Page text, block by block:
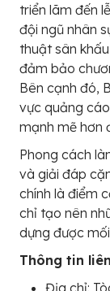
triển lãm đến
đội ngũ nhân
thuật sân
đảm bảo
Bên cạnh đó,
vực quảng
mạnh mẽ hơn
Phong cách
và giải đáp
chính là điểm
chỉ tạo nên
dựng được
Thông tin
Địa chỉ: